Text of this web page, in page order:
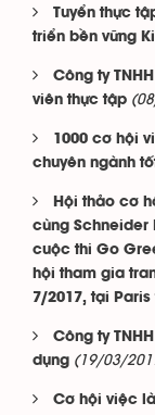
Tuyển thực
triển bền vững
Công ty
viên thực tập
1000 cơ hội
chuyên ngành
Hội thảo cơ
cùng Schneider
cuộc thi Go
hội tham gia
7/2017, tại
Công ty
dụng (19/03/
Cơ hội việc